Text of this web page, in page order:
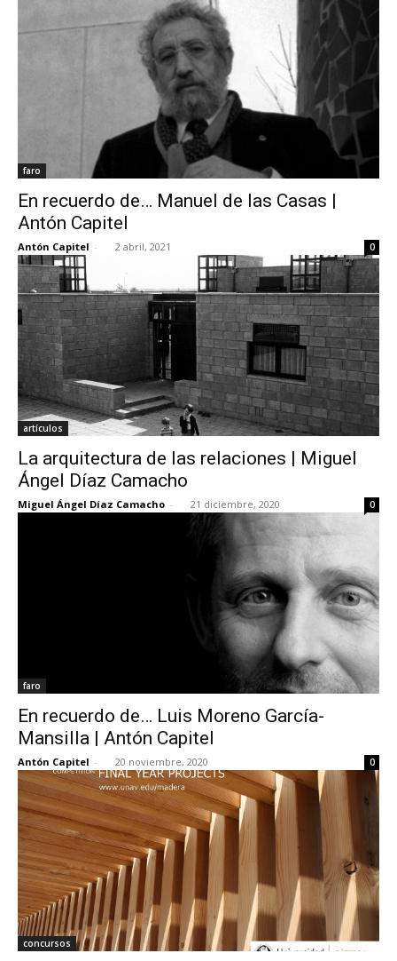
faro
En recuerdo de… Manuel de las Casas |
Antón Capitel
Antón Capitel - 2 abril, 2021 0
artículos
La arquitectura de las relaciones | Miguel
Ángel Díaz Camacho
Miguel Ángel Díaz Camacho - 21 diciembre, 2020 0
faro
En recuerdo de… Luis Moreno García-
Mansilla | Antón Capitel
Antón Capitel - 20 noviembre, 2020 0
concursos